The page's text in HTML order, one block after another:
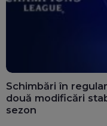
Schimbări în
două modificări
sezon